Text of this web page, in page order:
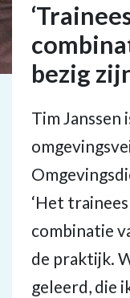
bezig
Tim Janssen
‘Het
combinatie
de praktijk.
geleerd, die